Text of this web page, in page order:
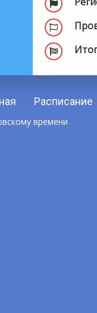
Расписание
времени